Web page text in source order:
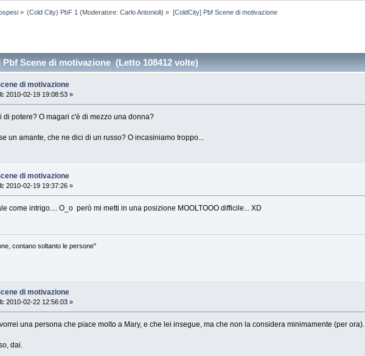
» (Cold City) PbF 1 (Moderatore:Carlo Antonioli) » [ColdCity] Pbf Scene di motivazione
Scene di motivazione (Letto 108412 volte)
di motivazione
2010-02-19 19:08:53 »
di potere? O magari c'è di mezzo una donna?
un amante, che ne dici di un russo? O incasiniamo troppo...
di motivazione
2010-02-19 19:37:26 »
come intrigo.... O_o però mi metti in una posizione MOOLTOOO difficile... XD
contano soltanto le persone"
di motivazione
2010-02-22 12:56:03 »
una persona che piace molto a Mary, e che lei insegue, ma che non la considera minimamente (per ora).
dai.